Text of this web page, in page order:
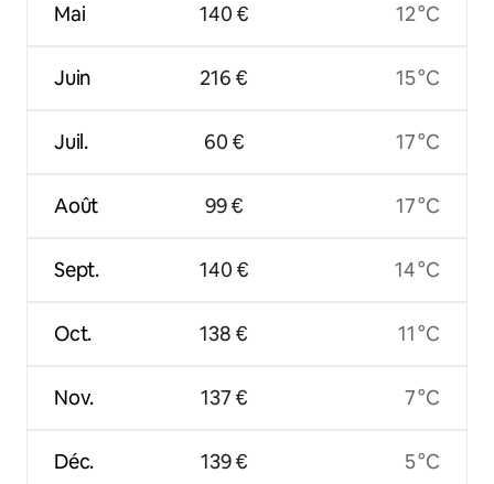
Mai
Juin
Juil.
Août
Sept.
Oct.
Nov.
Déc.
140 €
216 €
60 €
99 €
140 €
138 €
137 €
139 €
12 °C
15 °C
17 °C
17 °C
14 °C
11 °C
7 °C
5 °C